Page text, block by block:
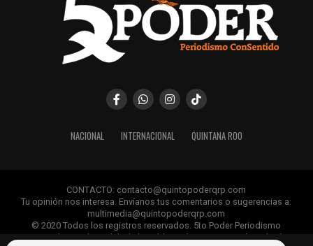
NACIONAL INTERNACIONAL QUINTANA ROO
CONTACTO: contacto@quintopoderqrp.com
Tu opinión nos interesa. Envíanos tus comentarios o sugerencias a:
multimedia@quintopoderqrp.com
© 2020 Todos los registros reservados. 5to Poder Periodismo
ConSentido Queda prohibida la publicación, retransmisión, edición y